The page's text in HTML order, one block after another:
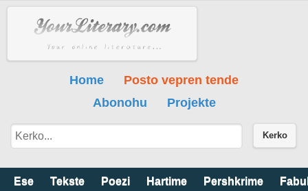
Home
Posto vepren tende
Abonohu
Projekte
Kerko
Ese Tekste Poezi Hartime Pershkrime